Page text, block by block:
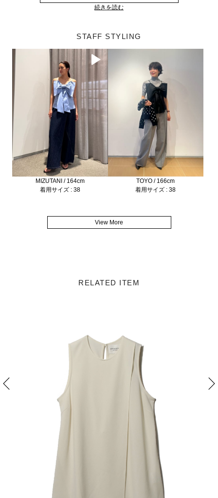
続きを読む
STAFF STYLING
MIZUTANI / 164cm
着用サイズ : 38
TOYO / 166cm
着用サイズ : 38
View More
RELATED ITEM